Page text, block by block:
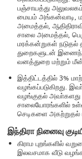
பஞ்சாயத்து
மையம் அங்கன்வாடி,
அமைத்தல்,
சாலை அமைத்தல்,
மரக்கன்றுகள்
துறைகளுடன்
வனத்துறை மற்றும்
இத்திட்டத்தில் 3%
வழங்கப்படுகிறது.
வழங்குதல் அவா்களது
சாலையோரங்களில்
செடிகளை அகற்றுதல்
இந்திரா நினைவு
கிராம புறங்களில்
இலவசமாக வீடு